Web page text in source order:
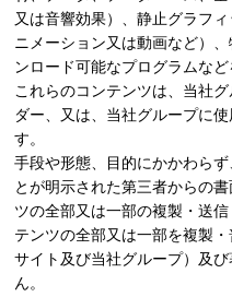
又は音響効果）、静止グラフ
ニメーション又は動画など）
ンロード可能なプログラムなど
これらのコンテンツは、当社
ダー、又は、当社グループに
す。
手段や形態、目的にかかわら
とが明示された第三者からの
ツの全部又は一部の複製・送
テンツの全部又は一部を複製
サイト及び当社グループ）及
ん。